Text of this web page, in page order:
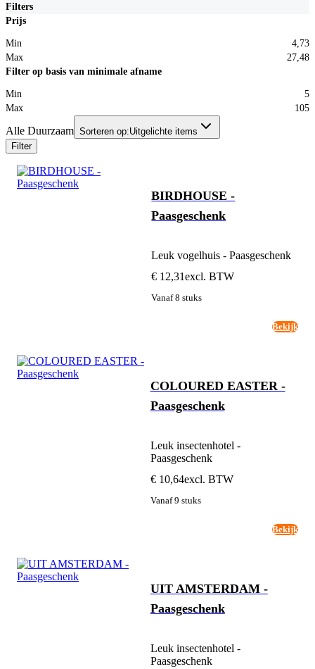
Filters
Prijs
Min
4,73
Max
27,48
Filter op basis van minimale afname
Min
5
Max
105
Alle Duurzaam Sorteren op:Uitgelichte items
Filter
BIRDHOUSE -
Paasgeschenk
Leuk vogelhuis - Paasgeschenk
€ 12,31excl. BTW
Vanaf 8 stuks
Bekijk
COLOURED EASTER -
Paasgeschenk
Leuk insectenhotel -
Paasgeschenk
€ 10,64excl. BTW
Vanaf 9 stuks
Bekijk
UIT AMSTERDAM -
Paasgeschenk
Leuk insectenhotel -
Paasgeschenk